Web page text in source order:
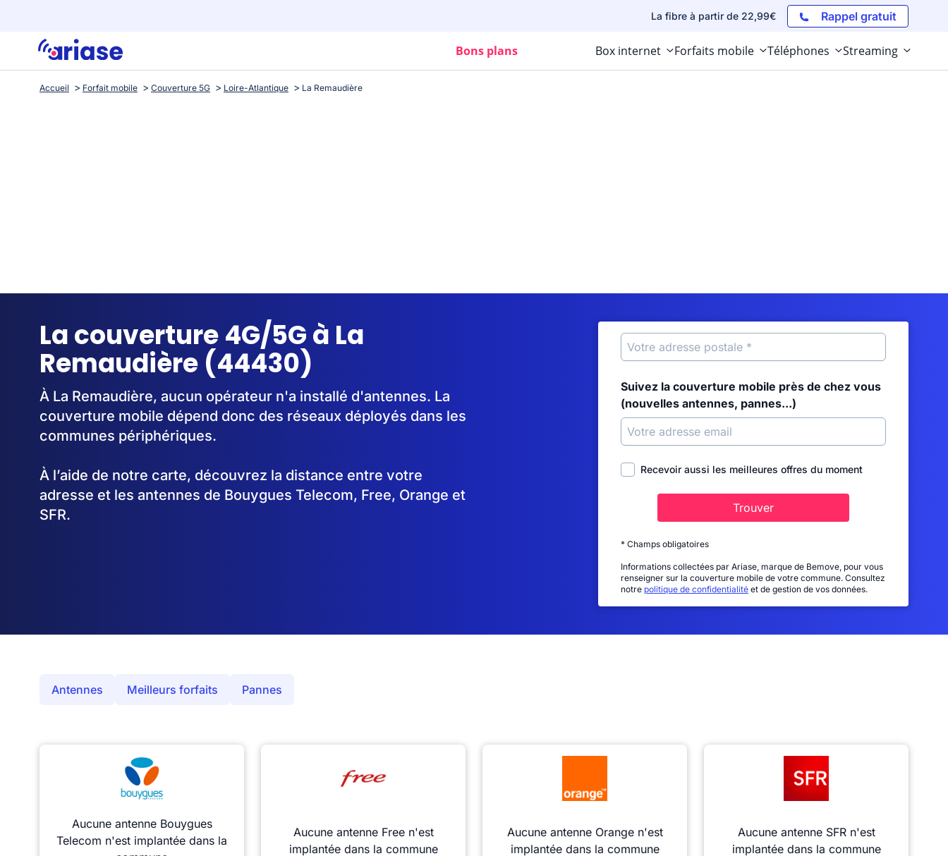
La fibre à partir de 22,99€ Rappel gratuit
Bons plans Box internet Forfaits mobile Téléphones Streaming
Accueil Forfait mobile Couverture 5G Loire-Atlantique La Remaudière
La couverture 4G/5G à La
Remaudière (44430)
À La Remaudière, aucun opérateur n'a installé d'antennes. La
couverture mobile dépend donc des réseaux déployés dans les
communes périphériques.
À l’aide de notre carte, découvrez la distance entre votre
adresse et les antennes de Bouygues Telecom, Free, Orange et
SFR.
Suivez la couverture mobile près de chez vous
(nouvelles antennes, pannes...)
Recevoir aussi les meilleures offres du moment
Trouver
* Champs obligatoires
Informations collectées par Ariase, marque de Bemove, pour vous
renseigner sur la couverture mobile de votre commune. Consultez
notre politique de confidentialité et de gestion de vos données.
Antennes Meilleurs forfaits Pannes
Aucune antenne Bouygues
Telecom n'est implantée dans la
Aucune antenne Free n'est
implantée dans la commune
Aucune antenne Orange n'est
implantée dans la commune
Aucune antenne SFR n'est
implantée dans la commune